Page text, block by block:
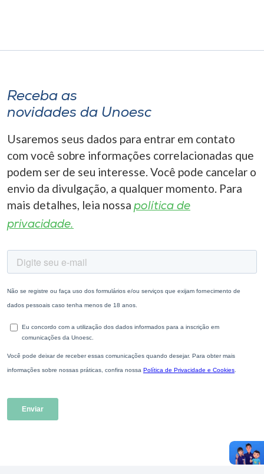
A+
Receba as
novidades da Unoesc
Usaremos seus dados para entrar em contato
com você sobre informações correlacionadas que
podem ser de seu interesse. Você pode cancelar o
envio da divulgação, a qualquer momento. Para
mais detalhes, leia nossa política de
privacidade.